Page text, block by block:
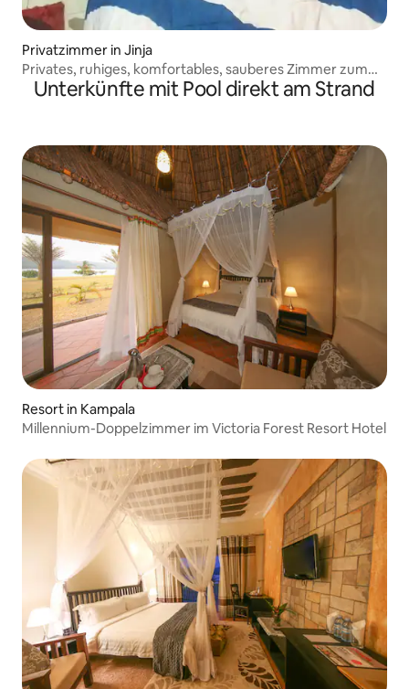
Privatzimmer in Jinja
Privates, ruhiges, komfortables, sauberes Zimmer zum
Ausruhen
Unterkünfte mit Pool direkt am Strand
Resort in Kampala
Millennium-Doppelzimmer im Victoria Forest Resort Hotel